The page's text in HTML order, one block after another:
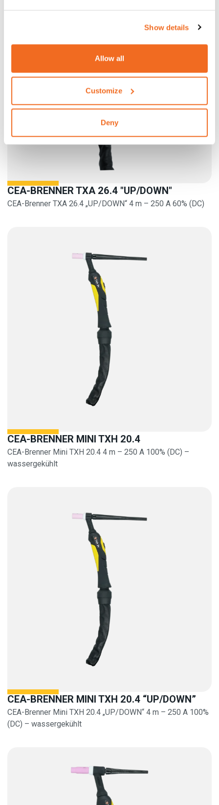
Show details
Allow all
Customize
Deny
CEA-BRENNER TXA 26.4 "UP/DOWN"
CEA-Brenner TXA 26.4 „UP/DOWN“ 4 m – 250 A 60% (DC)
CEA-BRENNER MINI TXH 20.4
CEA-Brenner Mini TXH 20.4 4 m – 250 A 100% (DC) –
wassergekühlt
CEA-BRENNER MINI TXH 20.4 “UP/DOWN”
CEA-Brenner Mini TXH 20.4 „UP/DOWN“ 4 m – 250 A 100%
(DC) – wassergekühlt